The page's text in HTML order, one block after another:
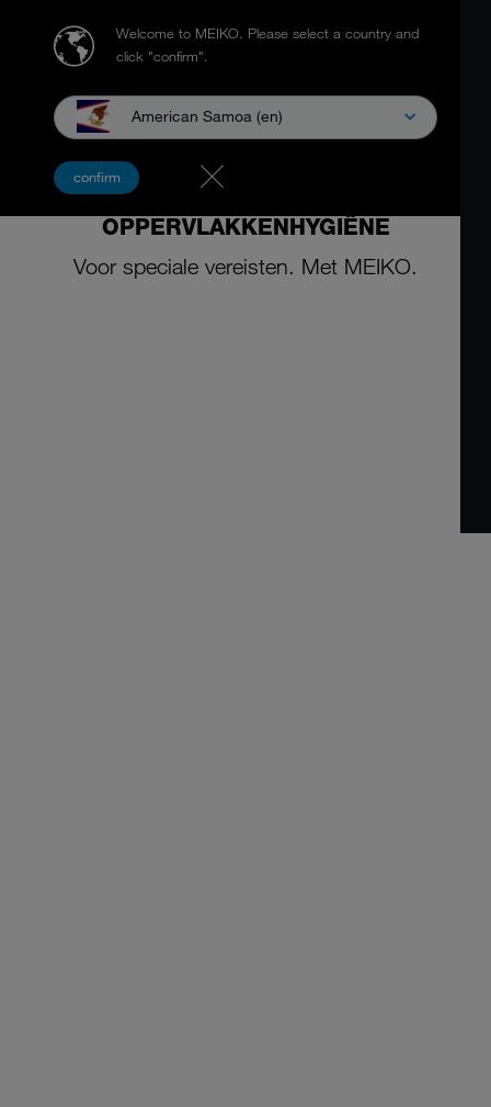
Welcome to MEIKO. Please select a country and
click "confirm".
American Samoa (en)
confirm
MEIKO ACTIVE
CHEMISCHE PRODUCTEN VOOR
OPPERVLAKKENHYGIËNE
Voor speciale vereisten. Met MEIKO.